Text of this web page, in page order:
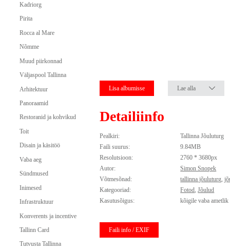
Kadriorg
Pirita
Rocca al Mare
Nõmme
Muud piirkonnad
Väljaspool Tallinna
Arhitektuur
Panoraamid
Restoranid ja kohvikud
Toit
Disain ja käsitöö
Vaba aeg
Sündmused
Inimesed
Infrastruktuur
Konverents ja incentive
Tallinn Card
Tutvusta Tallinna
Lisa albumisse Lae alla
Detailiinfo
Pealkiri:
Tallinna Jõuluturg
Faili suurus:
9.84MB
Resolutsioon:
2760 * 3680px
Autor:
Simon Snopek
Võtmesõnad:
tallinna jõuluturg,
Kategooriad:
Fotod,Jõulud
Kasutusõigus:
kõigile vaba
Faili info / EXIF